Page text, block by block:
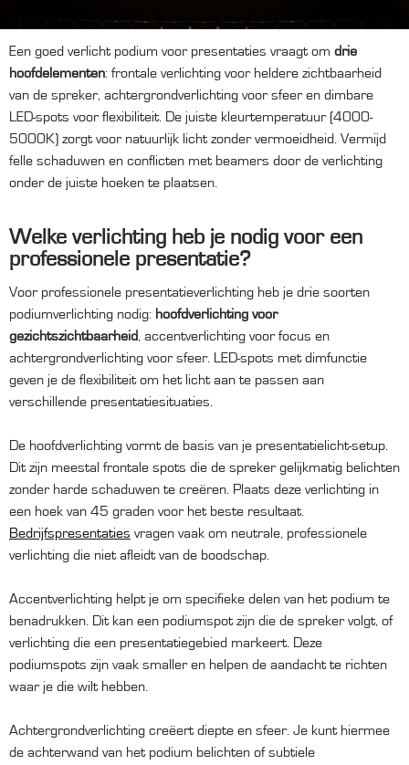
Een goed verlicht podium voor presentaties vraagt om drie
hoofdelementen: frontale verlichting voor heldere zichtbaarheid
van de spreker, achtergrondverlichting voor sfeer en dimbare
LED-spots voor flexibiliteit. De juiste kleurtemperatuur (4000-
5000K) zorgt voor natuurlijk licht zonder vermoeidheid. Vermijd
felle schaduwen en conflicten met beamers door de verlichting
onder de juiste hoeken te plaatsen.
Welke verlichting heb je nodig voor een
professionele presentatie?
Voor professionele presentatieverlichting heb je drie soorten
podiumverlichting nodig: hoofdverlichting voor
gezichtszichtbaarheid , accentverlichting voor focus en
achtergrondverlichting voor sfeer. LED-spots met dimfunctie
geven je de flexibiliteit om het licht aan te passen aan
verschillende presentatiesituaties.
De hoofdverlichting vormt de basis van je presentatielicht-setup.
Dit zijn meestal frontale spots die de spreker gelijkmatig belichten
zonder harde schaduwen te creëren. Plaats deze verlichting in
een hoek van 45 graden voor het beste resultaat.
Bedrijfspresentaties vragen vaak om neutrale, professionele
verlichting die niet afleidt van de boodschap.
Accentverlichting helpt je om specifieke delen van het podium te
benadrukken. Dit kan een podiumspot zijn die de spreker volgt, of
verlichting die een presentatiegebied markeert. Deze
podiumspots zijn vaak smaller en helpen de aandacht te richten
waar je die wilt hebben.
Achtergrondverlichting creëert diepte en sfeer. Je kunt hiermee
de achterwand van het podium belichten of subtiele